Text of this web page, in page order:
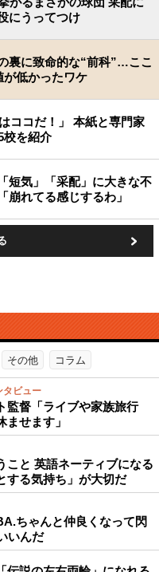
にうってつけ
裏に致命的な“前科”…ここ
が低かったワケ
ココだ！」 本紙と専門家
校を紹介
短気」「采配」に大きな不
れてる感じするわ」
その他 コラム
タビュー
監督「ライブや家族旅行
せます」
こと 英語ネーティブになる
する気持ち」が大切だ
ちゃんと仲良くなって閃
いんだ